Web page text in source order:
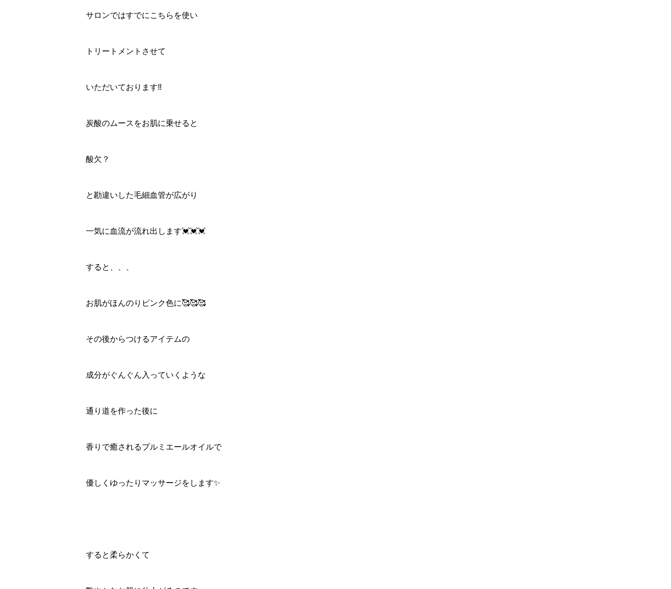
サロンではすでにこちらを使い
トリートメントさせて
いただいております‼️
炭酸のムースをお肌に乗せると
酸欠？
と勘違いした毛細血管が広がり
一気に血流が流れ出します💓💓💓
すると、、、
お肌がほんのりピンク色に🥰🥰🥰
その後からつけるアイテムの
成分がぐんぐん入っていくような
通り道を作った後に
香りで癒されるプルミエールオイルで
優しくゆったりマッサージをします✨
すると柔らかくて